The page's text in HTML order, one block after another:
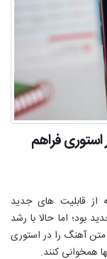
استوری فراهم
قابلیت های جدید
بود؛ اما حالا با رشد
متن آهنگ را در استوری
همخوانی کنند.